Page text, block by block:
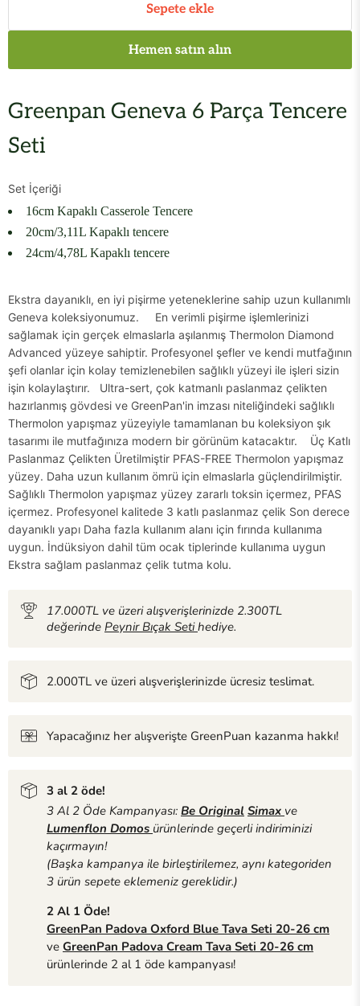
Sepete ekle
Hemen satın alın
Greenpan Geneva 6 Parça Tencere
Seti
Set İçeriği
16cm Kapaklı Casserole Tencere
20cm/3,11L Kapaklı tencere
24cm/4,78L Kapaklı tencere
Ekstra dayanıklı, en iyi pişirme yeteneklerine sahip uzun kullanımlı
Geneva koleksiyonumuz. En verimli pişirme işlemlerinizi
sağlamak için gerçek elmaslarla aşılanmış Thermolon Diamond
Advanced yüzeye sahiptir. Profesyonel şefler ve kendi mutfağının
şefi olanlar için kolay temizlenebilen sağlıklı yüzeyi ile işleri sizin
işin kolaylaştırır. Ultra-sert, çok katmanlı paslanmaz çelikten
hazırlanmış gövdesi ve GreenPan'in imzası niteliğindeki sağlıklı
Thermolon yapışmaz yüzeyiyle tamamlanan bu koleksiyon şık
tasarımı ile mutfağınıza modern bir görünüm katacaktır. Üç Katlı
Paslanmaz Çelikten Üretilmiştir PFAS-FREE Thermolon yapışmaz
yüzey. Daha uzun kullanım ömrü için elmaslarla güçlendirilmiştir.
Sağlıklı Thermolon yapışmaz yüzey zararlı toksin içermez, PFAS
içermez. Profesyonel kalitede 3 katlı paslanmaz çelik Son derece
dayanıklı yapı Daha fazla kullanım alanı için fırında kullanıma
uygun. İndüksiyon dahil tüm ocak tiplerinde kullanıma uygun
Ekstra sağlam paslanmaz çelik tutma kolu.
17.000TL ve üzeri alışverişlerinizde 2.300TL
değerinde Peynir Bıçak Setihediye.
2.000TL ve üzeri alışverişlerinizde ücresiz teslimat.
Yapacağınız her alışverişte GreenPuan kazanma hakkı!
3 al 2 öde!
3 Al 2 Öde Kampanyası: Be Original Simax ve
Lumenflon Domos ürünlerinde geçerli indiriminizi
kaçırmayın!
(Başka kampanya ile birleştirilemez, aynı kategoriden
3 ürün sepete eklemeniz gereklidir.)
2 Al 1 Öde!
GreenPan Padova Oxford Blue Tava Seti 20-26 cm
ve GreenPan Padova Cream Tava Seti 20-26 cm
ürünlerinde 2 al 1 öde kampanyası!